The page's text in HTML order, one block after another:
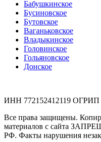
Бабушкинское
Бусиновское
Бутовское
Ваганьковское
Владыкинское
Головинское
Гольяновское
Донское
ИНН 772152412119 ОГРИП
Все права защищены.
материалов с сайта
РФ. Факты нарушения